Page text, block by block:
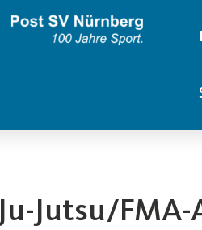
Ju-Jutsu/